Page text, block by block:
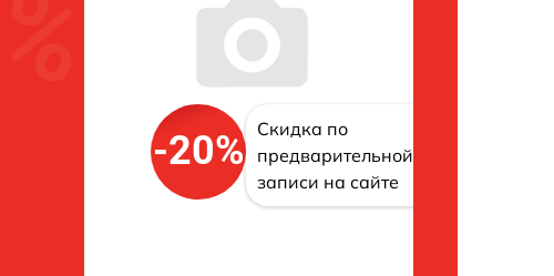
-20%
Скидка по
предварительной
записи на сайте